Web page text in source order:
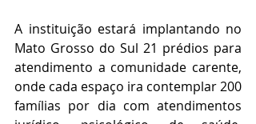
A instituição estará implantando no
Mato Grosso do Sul 21 prédios para
atendimento a comunidade carente,
onde cada espaço ira contemplar 200
famílias por dia com atendimentos